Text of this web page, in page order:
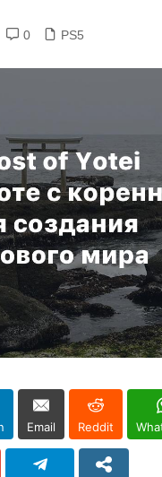
0 PS5
Email Reddit